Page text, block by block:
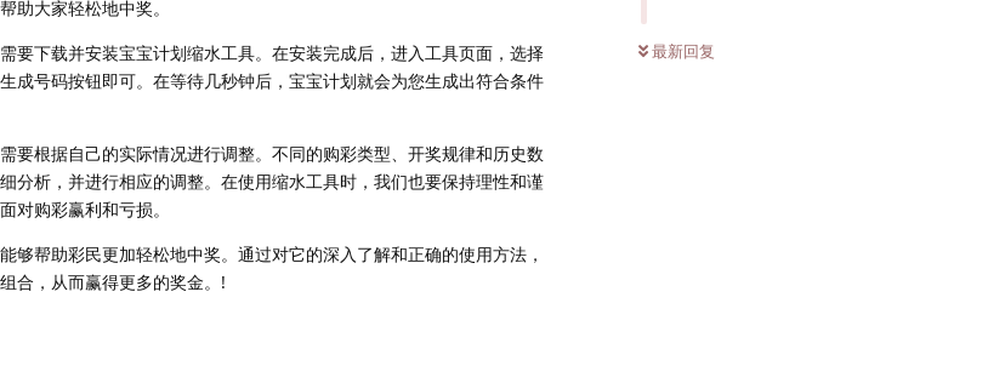
最新回复
助大家轻松地中奖。
要下载并安装宝宝计划缩水工具。在安装完成后，进入工具页面，选择
成号码按钮即可。在等待几秒钟后，宝宝计划就会为您生成出符合条件
要根据自己的实际情况进行调整。不同的购彩类型、开奖规律和历史数
分析，并进行相应的调整。在使用缩水工具时，我们也要保持理性和谨
对购彩赢利和亏损。
够帮助彩民更加轻松地中奖。通过对它的深入了解和正确的使用方法，
合，从而赢得更多的奖金。!